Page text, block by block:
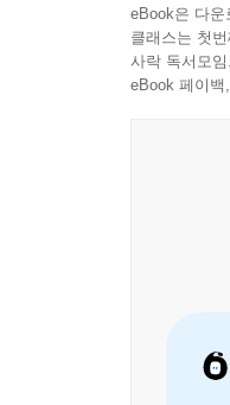
넷째, 원작
eBook은 다
클래스는 첫
사락 독서모
eBook 페이